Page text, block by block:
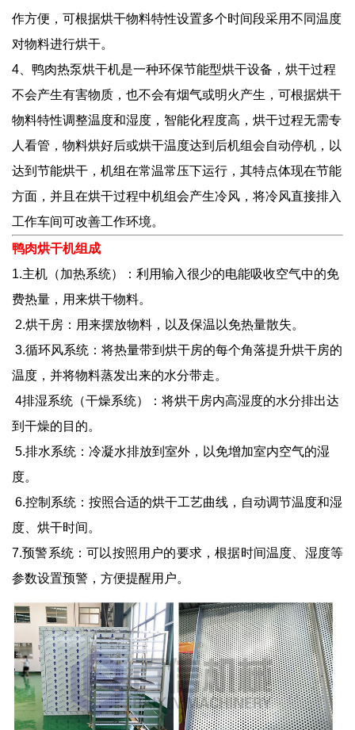
作方便，可根据烘干物料特性设置多个时间段采用不同温度
对物料进行烘干。
4、鸭肉热泵烘干机是一种环保节能型烘干设备，烘干过程
不会产生有害物质，也不会有烟气或明火产生，可根据烘干
物料特性调整温度和湿度，智能化程度高，烘干过程无需专
人看管，物料烘好后或烘干温度达到后机组会自动停机，以
达到节能烘干，机组在常温常压下运行，其特点体现在节能
方面，并且在烘干过程中机组会产生冷风，将冷风直接排入
工作车间可改善工作环境。
鸭肉烘干机组成
1.主机（加热系统）：利用输入很少的电能吸收空气中的免
费热量，用来烘干物料。
2.烘干房：用来摆放物料，以及保温以免热量散失。
3.循环风系统：将热量带到烘干房的每个角落提升烘干房的
温度，并将物料蒸发出来的水分带走。
4排湿系统（干燥系统）：将烘干房内高湿度的水分排出达
到干燥的目的。
5.排水系统：冷凝水排放到室外，以免增加室内空气的湿
度。
6.控制系统：按照合适的烘干工艺曲线，自动调节温度和湿
度、烘干时间。
7.预警系统：可以按照用户的要求，根据时间温度、湿度等
参数设置预警，方便提醒用户。